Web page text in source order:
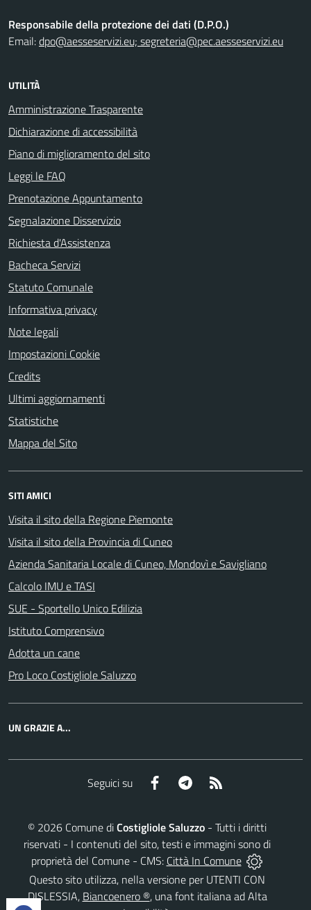
Responsabile della protezione dei dati (D.P.O.)
Email:dpo@aesseservizi.eu; segreteria@pec.aesseservizi.eu
UTILITÀ
Amministrazione Trasparente
Dichiarazione di accessibilità
Piano di miglioramento del sito
Leggi le FAQ
Prenotazione Appuntamento
Segnalazione Disservizio
Richiesta d'Assistenza
Bacheca Servizi
Statuto Comunale
Informativa privacy
Note legali
Impostazioni Cookie
Credits
Ultimi aggiornamenti
Statistiche
Mappa del Sito
SITI AMICI
Visita il sito della Regione Piemonte
Visita il sito della Provincia di Cuneo
Azienda Sanitaria Locale di Cuneo, Mondovì e Savigliano
Calcolo IMU e TASI
SUE - Sportello Unico Edilizia
Istituto Comprensivo
Adotta un cane
Pro Loco Costigliole Saluzzo
UN GRAZIE A...
Seguici su Facebook Telegram
© 2026 Comune diCostigliole Saluzzo - Tutti i diritti
riservati - I contenuti del sito, testi e immagini sono di
proprietà del Comune - CMS: Città In Comune
Questo sito utilizza, nella versione per UTENTI CON
DISLESSIA, Biancoenero ®, una font italiana ad Alta